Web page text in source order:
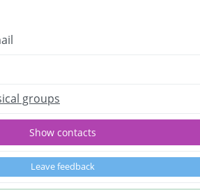
groups
Show contacts
Leave feedback